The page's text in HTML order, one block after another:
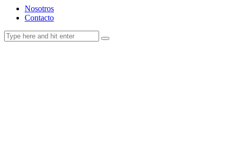
Nosotros
Contacto